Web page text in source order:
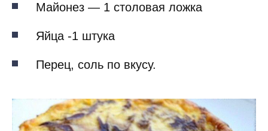
Майонез — 1 столовая ложка
Яйца -1 штука
Перец, соль по вкусу.